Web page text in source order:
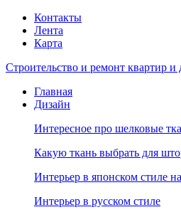
Контакты
Лента
Карта
Строительство и ремонт квартир и
Главная
Дизайн
Интересное про шелковые
Какую ткань выбрать для
Интерьер в японском стиле
Интерьер в русском стиле